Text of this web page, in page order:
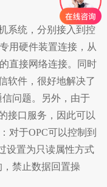
系统，分别接入到控
用硬件装置连接，从
直接网络连接。同时
软件，很好地解决了
信问题。另外，由于
接口服务，因此可以
对于OPC可以控制到
设置为只读属性方式
禁止数据回置操